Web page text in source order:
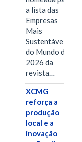
a lista das
Empresas
Mais
Sustentáveis
do Mundo de
2026 da
revista…
XCMG
reforça a
produção
local e a
inovação